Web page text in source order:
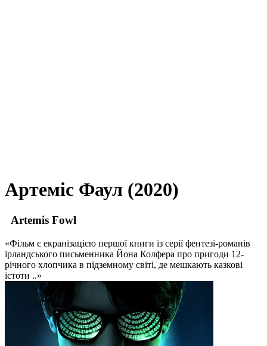
Артеміс Фаул (2020)
Artemis Fowl
«Фільм є екранізацією першої книги із серії фентезі-романів
ірландського письменника Йона Колфера про пригоди 12-
річного хлопчика в підземному світі, де мешкають казкові
істоти ..»